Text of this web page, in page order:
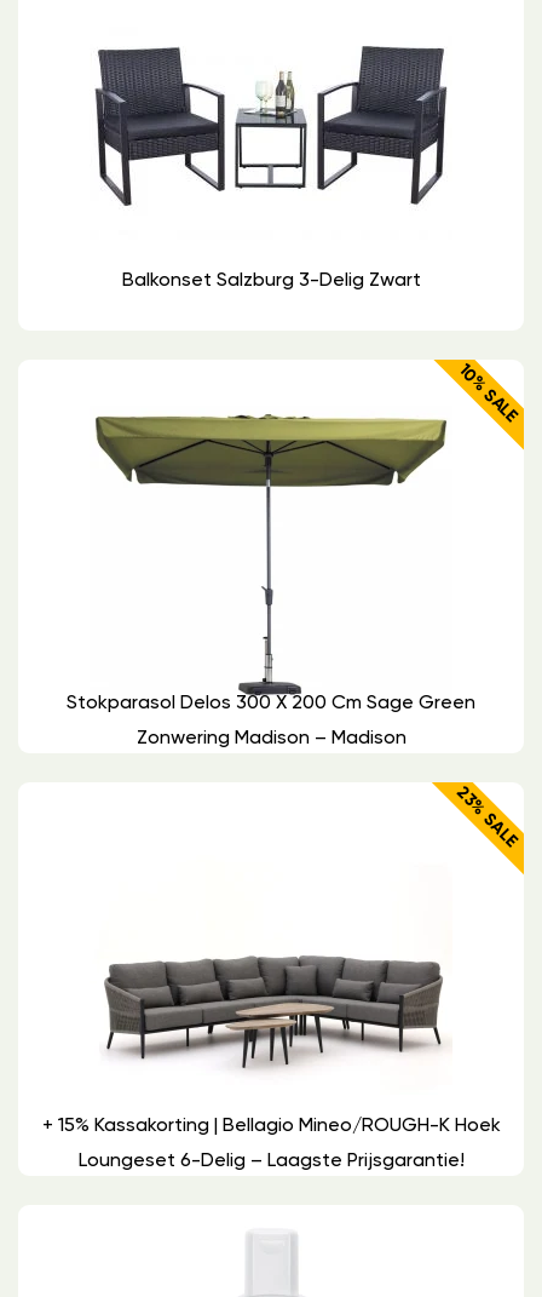
Balkonset Salzburg 3-Delig Zwart
10% SALE
Stokparasol Delos 300 X 200 Cm Sage Green
Zonwering Madison – Madison
23% SALE
+ 15% Kassakorting | Bellagio Mineo/ROUGH-K Hoek
Loungeset 6-Delig – Laagste Prijsgarantie!